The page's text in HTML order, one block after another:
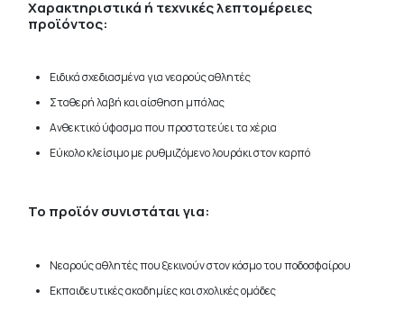
Χαρακτηριστικά ή τεχνικές λεπτομέρειες
προϊόντος:
Ειδικά σχεδιασμένα για νεαρούς αθλητές
Σταθερή λαβή και αίσθηση μπάλας
Ανθεκτικό ύφασμα που προστατεύει τα χέρια
Εύκολο κλείσιμο με ρυθμιζόμενο λουράκι στον καρπό
Το προϊόν συνιστάται για:
Νεαρούς αθλητές που ξεκινούν στον κόσμο του ποδοσφαίρου
Εκπαιδευτικές ακαδημίες και σχολικές ομάδες